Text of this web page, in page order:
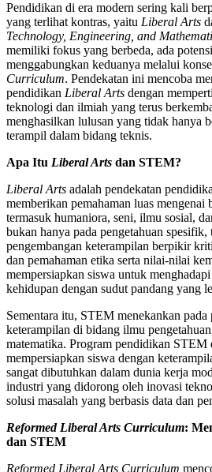
Pendidikan di era modern sering kali
yang terlihat kontras, yaitu Liberal Arts
Technology, Engineering, and
memiliki fokus yang berbeda, ada
menggabungkan keduanya melalui
Curriculum. Pendekatan ini mencoba
pendidikan Liberal Arts dengan
teknologi dan ilmiah yang terus
menghasilkan lulusan yang tidak hanya
terampil dalam bidang teknis.
Apa Itu Liberal Arts dan STEM?
Liberal Arts adalah pendekatan
memberikan pemahaman luas
termasuk humaniora, seni, ilmu sosial,
bukan hanya pada pengetahuan spesifik,
pengembangan keterampilan berpikir
dan pemahaman etika serta nilai-nilai
mempersiapkan siswa untuk
kehidupan dengan sudut pandang yang
Sementara itu, STEM menekankan pada
keterampilan di bidang ilmu
matematika. Program pendidikan STEM
mempersiapkan siswa dengan
sangat dibutuhkan dalam dunia kerja
industri yang didorong oleh inovasi
solusi masalah yang berbasis data dan
Reformed Liberal Arts Curriculum:
dan STEM
Reformed Liberal Arts Curriculum